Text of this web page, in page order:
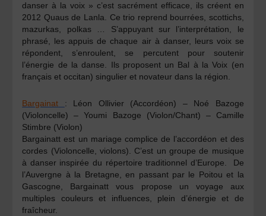
danser à la voix » c’est sacrément efficace, ils créent en
2012 Quaus de Lanla. Ce trio reprend bourrées, scottichs,
mazurkas, polkas … S’appuyant sur l’interprétation, le
phrasé, les appuis de chaque air à danser, leurs voix se
répondent, s’enroulent, se percutent pour soutenir
l’énergie de la danse. Ils proposent un Bal à la Voix (en
français et occitan) singulier et novateur dans la région.
Bargainat : Léon Ollivier(Accordéon) – Noé Bazoge
(Violoncelle) –Youmi Bazoge (Violon/Chant) – Camille
Stimbre (Violon)
Bargainattest un mariage complice de l’accordéon et des
cordes (Violoncelle, violons). C’est un groupe de musique
à danser inspirée du répertoire traditionnel d’Europe. De
l’Auvergne à la Bretagne, en passant par le Poitou et la
Gascogne, Bargainatt vous propose un voyage aux
multiples couleurs et influences, plein d’énergie et de
fraîcheur.